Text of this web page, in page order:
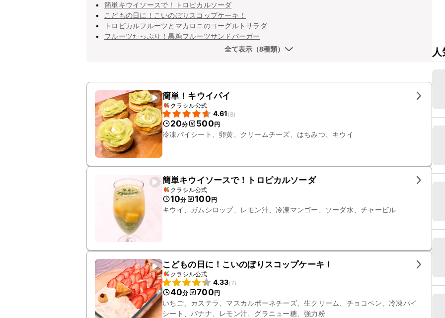
簡単キウイソースで！トロピカルソーダ
こどもの日に！こいのぼりスコップケーキ！
トロピカルフルーツとマカロニのヨーグルトサラダ
フルーツたっぷり！黒糖フルーツサンドバーガー
全て表示（8種類）
簡単！キウイパイ
クラシル公式
4.61(8)
20分 500円
冷凍パイシート、卵黄、クリームチーズ、はちみつ、キウイ
簡単キウイソースで！トロピカルソーダ
クラシル公式
10分 100円
キウイ、ガムシロップ、レモン汁、冷凍マンゴー、ソーダ水、チャービル
こどもの日に！こいのぼりスコップケーキ！
クラシル公式
4.33(7)
40分 700円
いちご、カステラ、マスカルポーネチーズ、生クリーム、チョコペン、冷凍パイ
シート、バナナ、レモン汁、グラニュー糖、強力粉